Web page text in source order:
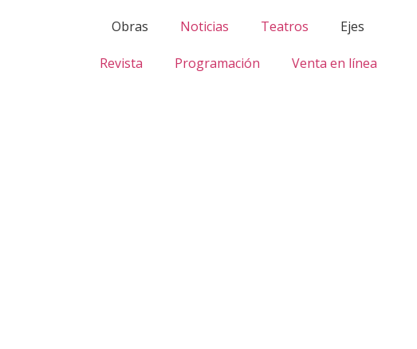
Obras Noticias Teatros Ejes
Revista Programación Venta en línea